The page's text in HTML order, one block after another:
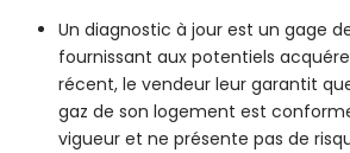
Un diagnostic à jour est un gage
fournissant aux potentiels
récent, le vendeur leur garantit
gaz de son logement est
vigueur et ne présente pas de